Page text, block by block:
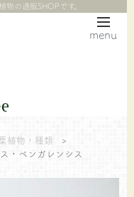
menu
物の通販SHOPです。
植物・種類
>
・ベンガレンシス